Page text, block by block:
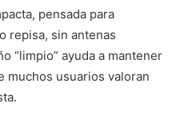
pensada para
repisa, sin antenas
“limpio” ayuda a mantener
muchos usuarios valoran